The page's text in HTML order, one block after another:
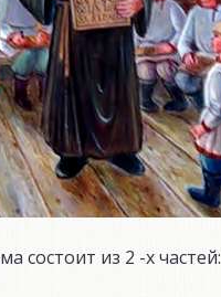
состоит из 2 -х частей: